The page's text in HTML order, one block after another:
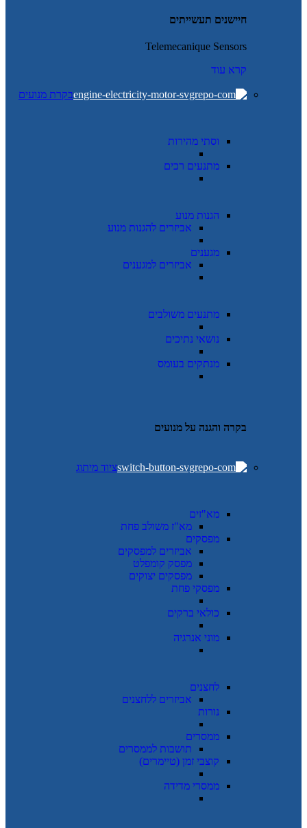
חיישנים תעשייתים
Telemecanique Sensors
קרא עוד
בקרת מנועים
וסתי מהירות
מתנעים רכים
הגנות מנוע
אביזרים להגנות מנוע
מגענים
אביזרים למגענים
מתנעים משולבים
נושאי נתיכים
מנתקים בעומס
בקרה והגנה על מנועים
ציוד מיתוג
מא"זים
מא"ז משולב פחת
מפסקים
אביזרים למפסקים
מפסק קומפלט
מפסקים יצוקים
מפסקי פחת
כולאי ברקים
מוני אנרגיה
לחצנים
אביזרים ללחצנים
נורות
ממסרים
תושבות לממסרים
קוצבי זמן (טיימרים)
ממסרי מדידה